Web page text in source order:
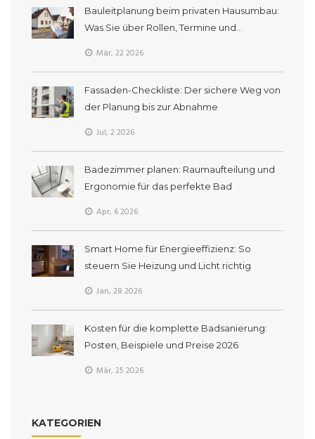
Bauleitplanung beim privaten Hausumbau:
Was Sie über Rollen, Termine und
Mär, 22 2026
Fassaden-Checkliste: Der sichere Weg von
der Planung bis zur Abnahme
Jul, 2 2026
Badezimmer planen: Raumaufteilung und
Ergonomie für das perfekte Bad
Apr, 6 2026
Smart Home für Energieeffizienz: So
steuern Sie Heizung und Licht richtig
Jan, 28 2026
Kosten für die komplette Badsanierung:
Posten, Beispiele und Preise 2026
Mär, 25 2026
KATEGORIEN